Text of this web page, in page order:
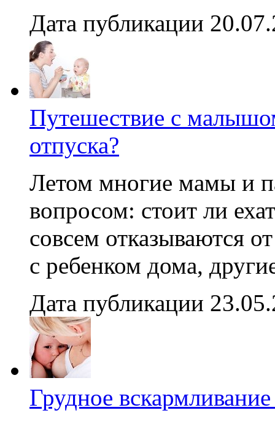
Дата публикации
Путешествие с
отпуска?
Летом многие мамы и
вопросом: стоит ли
совсем отказываются
с ребенком дома,
Дата публикации
Грудное